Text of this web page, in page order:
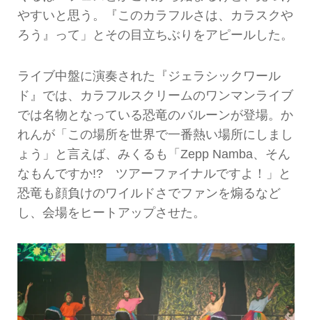
やすいと思う。『このカラフルさは、カラスクや
ろう』って」とその目立ちぶりをアピールした。
ライブ中盤に演奏された『ジェラシックワール
ド』では、カラフルスクリームのワンマンライブ
では名物となっている恐竜のバルーンが登場。か
れんが「この場所を世界で一番熱い場所にしまし
ょう」と言えば、みくるも「Zepp Namba、そん
なもんですか!? ツアーファイナルですよ！」と
恐竜も顔負けのワイルドさでファンを煽るなど
し、会場をヒートアップさせた。